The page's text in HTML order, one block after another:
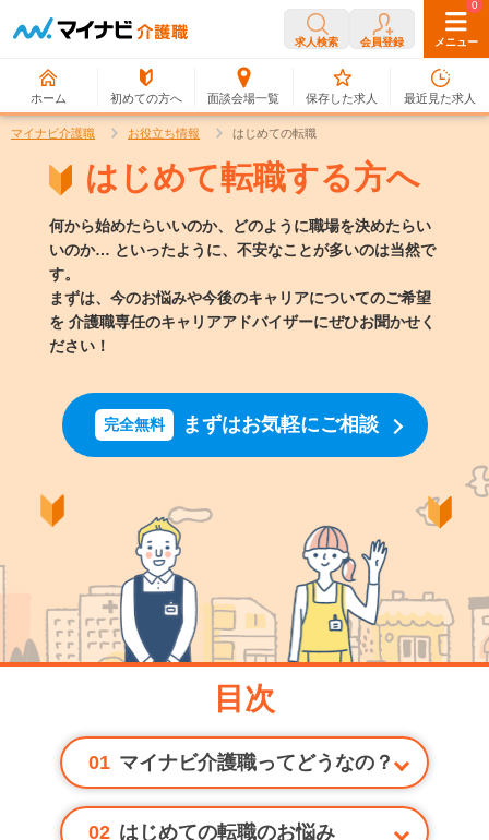
求人検索 会員登録 メニュー
ホーム 初めての方へ 面談会場一覧
0
保存した求人
0
最近見た求人
マイナビ介護職 お役立ち情報 はじめての転職
はじめて転職する方へ
何から始めたらいいのか、どのように職場を決めたらい
いのか… といったように、不安なことが多いのは当然で
す。
まずは、今のお悩みや今後のキャリアについてのご希望
を介護職専任のキャリアアドバイザーにぜひお聞かせく
ださい！
完全無料 まずはお気軽にご相談
目次
01 マイナビ介護職ってどうなの？
02 はじめての転職のお悩み